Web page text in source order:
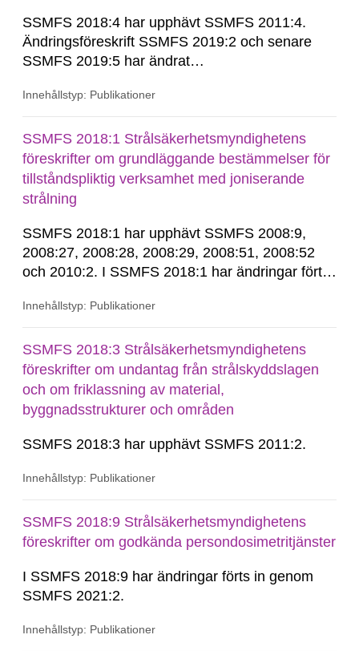
SSMFS 2018:4 har upphävt SSMFS 2011:4.
Ändringsföreskrift SSMFS 2019:2 och senare
SSMFS 2019:5 har ändrat
2018:4.
Innehållstyp: Publikationer
SSMFS 2018:1 Strålsäkerhetsmyndighetens
föreskrifter om grundläggande bestämmelser för
tillståndspliktig verksamhet med joniserande
strålning
SSMFS 2018:1 har upphävt SSMFS 2008:9,
2008:27, 2008:28, 2008:29, 2008:51, 2008:52
och 2010:2. I SSMFS 2018:1 har ändringar förts
SSMFS 2022:14, SSMFS 2024:2 och SSMFS
Innehållstyp: Publikationer
SSMFS 2018:3 Strålsäkerhetsmyndighetens
föreskrifter om undantag från strålskyddslagen
och om friklassning av material,
byggnadsstrukturer och områden
SSMFS 2018:3 har upphävt SSMFS 2011:2.
Innehållstyp: Publikationer
SSMFS 2018:9 Strålsäkerhetsmyndighetens
föreskrifter om godkända persondosimetritjänster
I SSMFS 2018:9 har ändringar förts in genom
SSMFS 2021:2.
Innehållstyp: Publikationer